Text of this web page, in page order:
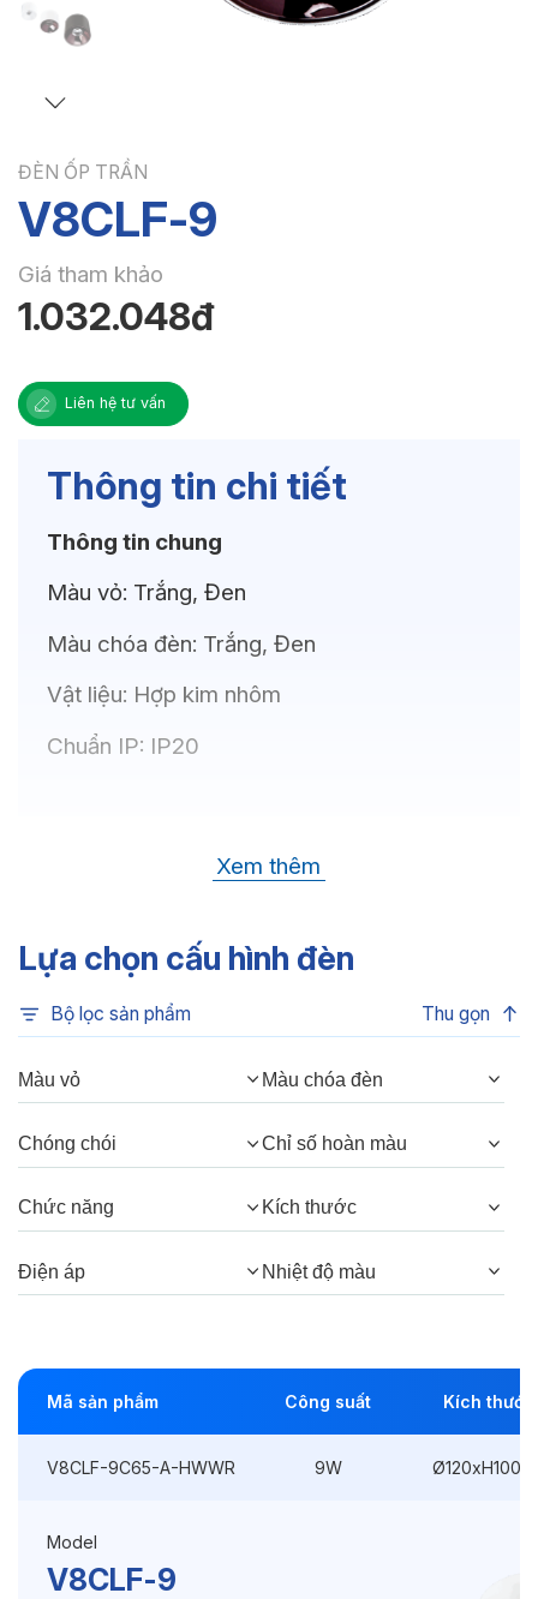
ĐÈN ỐP TRẦN
V8CLF-9
Giá tham khảo
1.032.048đ
Liên hệ tư vấn
Thông tin chi tiết
Thông tin chung
Màu vỏ: Trắng, Đen
Màu chóa đèn: Trắng, Đen
Vật liệu: Hợp kim nhôm
Chuẩn IP: IP20
CREE(USA)
Nhiệt độ màu:6500K, 4000K, 3500K,
3000K, 3CCT
Chỉ số hoàn màu:
Quang thông:
1080lm(C), 1080lm(N),
Góc chiếu:38° (Honeycomb), 38°
Thông số Điện & Lắp đặt
Kích thước
Ø120xH100mm
Điện áp:220VAC, 50Hz
Độ bền & tùy chọn mở rộng
Xem thêm
Lựa chọn cấu hình đèn
Bộ lọc sản phẩm Thu gọn
Màu vỏ Màu chóa đèn
Chóng chói Chỉ số hoàn màu
Chức năng Kích thước
Điện áp Nhiệt độ màu
Mã sản phẩm Công suất Kích thước
V8CLF-9C65-A-HWWR 9W
Model
V8CLF-9